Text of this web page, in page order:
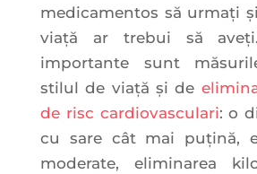
medicamentos să urmați
viață ar trebui să
importante sunt
stilul de viață și de
de risc cardiovasculari: o
cu sare cât mai puțină,
moderate, eliminarea